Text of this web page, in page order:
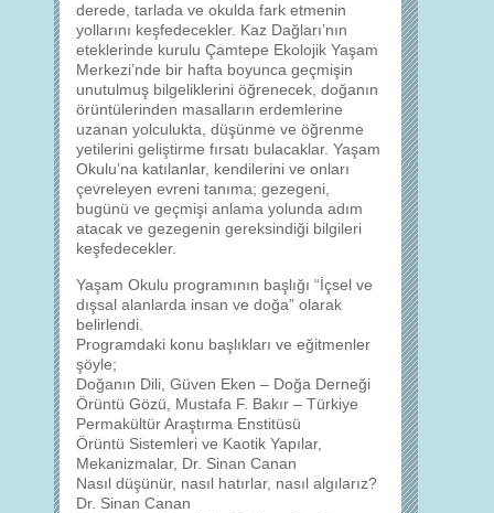
derede, tarlada ve okulda fark etmenin
yollarını keşfedecekler. Kaz Dağları’nın
eteklerinde kurulu Çamtepe Ekolojik Yaşam
Merkezi’nde bir hafta boyunca geçmişin
unutulmuş bilgeliklerini öğrenecek, doğanın
örüntülerinden masalların erdemlerine
uzanan yolculukta, düşünme ve öğrenme
yetilerini geliştirme fırsatı bulacaklar. Yaşam
Okulu’na katılanlar, kendilerini ve onları
çevreleyen evreni tanıma; gezegeni,
bugünü ve geçmişi anlama yolunda adım
atacak ve gezegenin gereksindiği bilgileri
keşfedecekler.
Yaşam Okulu programının başlığı “İçsel ve
dışsal alanlarda insan ve doğa” olarak
belirlendi.
Programdaki konu başlıkları ve eğitmenler
şöyle;
Doğanın Dili, Güven Eken – Doğa Derneği
Örüntü Gözü, Mustafa F. Bakır – Türkiye
Permakültür Araştırma Enstitüsü
Örüntü Sistemleri ve Kaotik Yapılar,
Mekanizmalar, Dr. Sinan Canan
Nasıl düşünür, nasıl hatırlar, nasıl algılarız?
Dr. Sinan Canan